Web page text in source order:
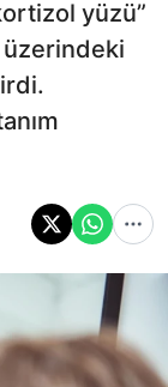
yüzü”
üzerindeki